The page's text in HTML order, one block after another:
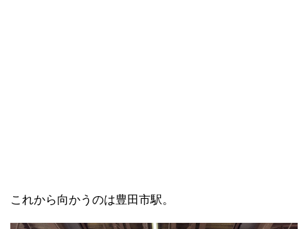
これから向かうのは豊田市駅。